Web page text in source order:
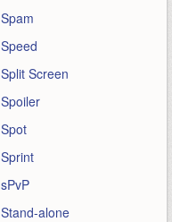
Spam
Speed
Split Screen
Spoiler
Spot
Sprint
sPvP
Stand-alone